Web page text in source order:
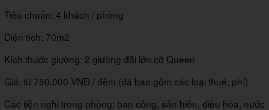
Tiêu chuẩn: 4 khách / phòng
Diện tích: 70m2
Kích thước giường: 2 giường đôi lớn cỡ Queen
Giá: từ 750.000 VNĐ / đêm (đã bao gồm các loại thuế, phí)
Các tiện nghi trong phòng: ban công, sân hiên, điều hòa, nước